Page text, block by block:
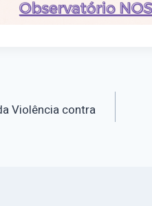
Violência contra